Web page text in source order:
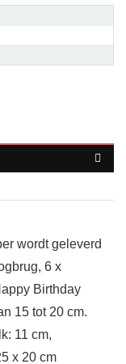
wordt geleverd
6 x
Birthday
15 tot 20 cm.
11 cm,
x 20 cm